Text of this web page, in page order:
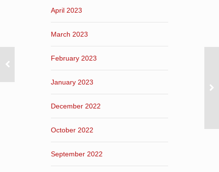
April 2023
March 2023
February 2023
January 2023
December 2022
October 2022
September 2022